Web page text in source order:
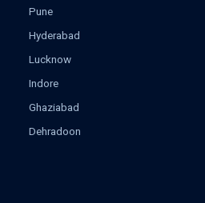
Pune
Hyderabad
Lucknow
Indore
Ghaziabad
Dehradoon